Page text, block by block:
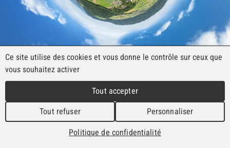
airs !
Voir le panorama
Métairie de Grande Maison
Le Fornel 1, 2517 Diesse (Alt. 1284 m.)
Ce site utilise des cookies et vous donne le contrôle sur ceux que
vous souhaitez activer
Tout accepter
Tout refuser Personnaliser
Politique de confidentialité